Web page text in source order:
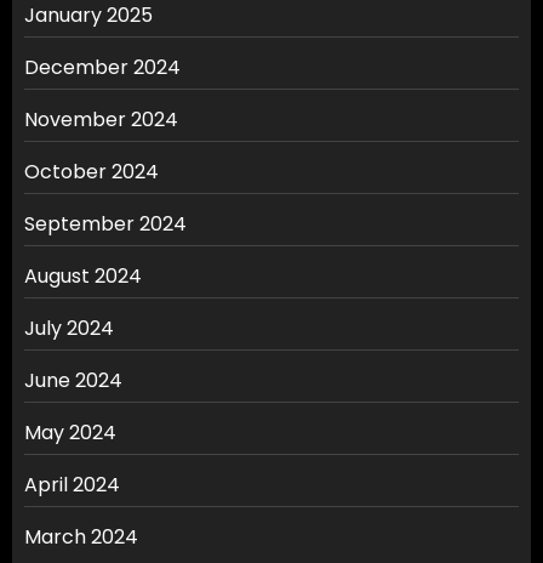
January 2025
December 2024
November 2024
October 2024
September 2024
August 2024
July 2024
June 2024
May 2024
April 2024
March 2024